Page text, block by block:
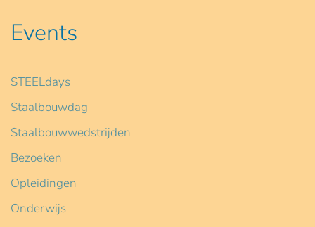
Events
STEELdays
Staalbouwdag
Staalbouwwedstrijden
Bezoeken
Opleidingen
Onderwijs